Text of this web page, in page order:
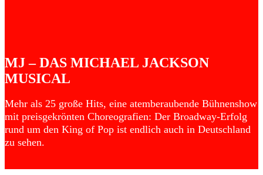
MJ – DAS MICHAEL JACKSON
MUSICAL
Mehr als 25 große Hits, eine atemberaubende Bühnenshow
mit preisgekrönten Choreografien: Der Broadway-Erfolg
rund um den King of Pop ist endlich auch in Deutschland
zu sehen.